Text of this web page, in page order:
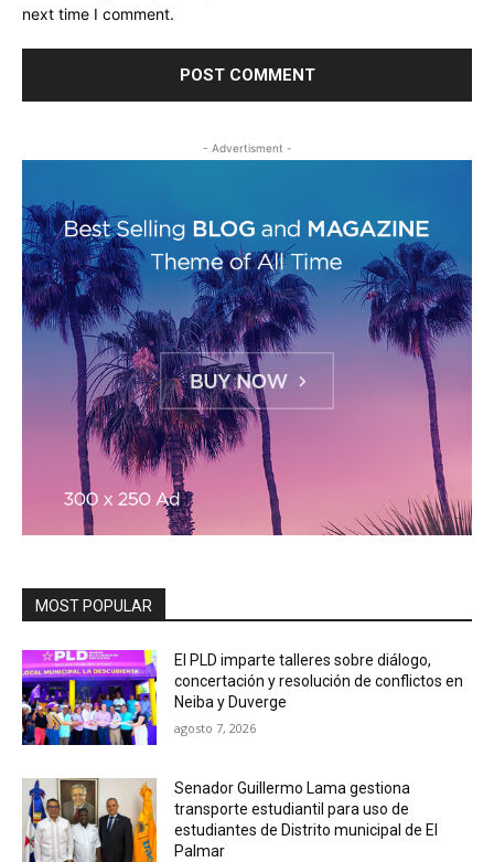
next time I comment.
- Advertisment -
MOST POPULAR
El PLD imparte talleres sobre diálogo,
concertación y resolución de conflictos en
Neiba y Duverge
agosto 7, 2026
Senador Guillermo Lama gestiona
transporte estudiantil para uso de
estudiantes de Distrito municipal de El
Palmar